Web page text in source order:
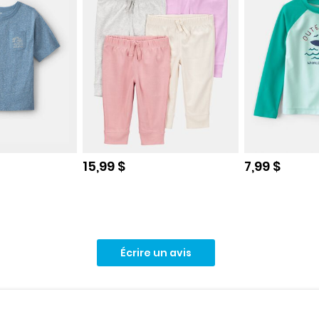
Prix de solde
15,99 $ Prix de solde
7,99 $
Écrire un avis